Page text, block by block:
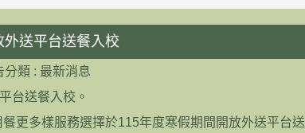
送平台送餐入校
分類 : 最新消息
台送餐入校。
更多樣服務選擇於115年度寒假期間開放外送平台送